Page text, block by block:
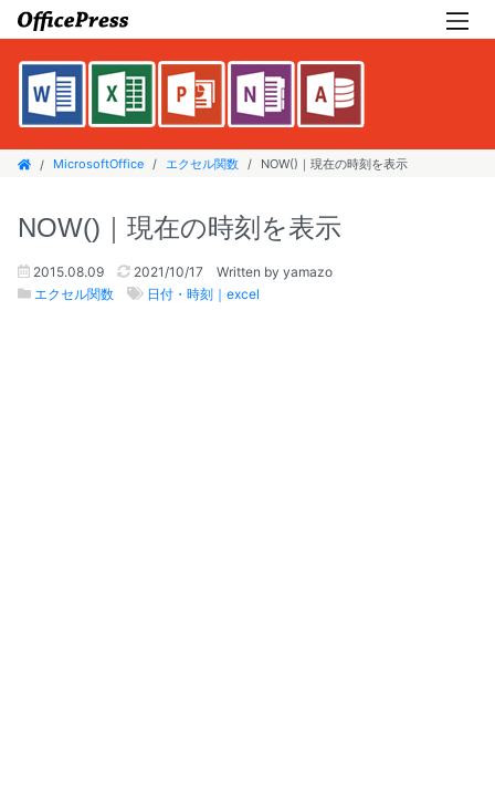
MicrosoftOffice エクセル関数 NOW()｜現在の時刻を表示
NOW()｜現在の時刻を表示
2015.08.09 2021/10/17
Written by yamazo
エクセル関数
日付・時刻｜excel